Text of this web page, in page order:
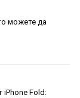
можете да
iPhone Fold: